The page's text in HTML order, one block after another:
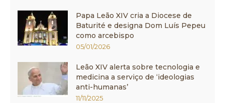
Papa Leão XIV cria a Diocese de
Baturité e designa Dom Luís Pepeu
como arcebispo
05/01/2026
Leão XIV alerta sobre tecnologia e
medicina a serviço de ‘ideologias
anti-humanas’
11/11/2025